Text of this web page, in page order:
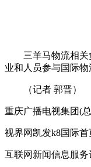
三羊马物流相
业和人员参与国际物
（记者 郭晋）
重庆广播电视集团(
视界网凯发k8国际
互联网新闻信息服务